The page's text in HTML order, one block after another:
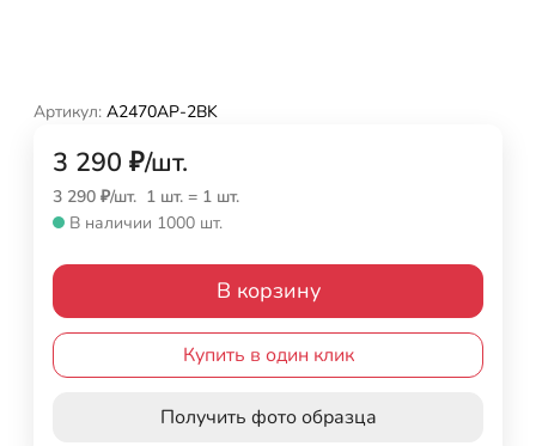
Артикул: A2470AP-2BK
3 290 ₽/шт.
3 290 ₽/шт. 1 шт. = 1 шт.
В наличии 1000 шт.
В корзину
Купить в один клик
Получить фото образца